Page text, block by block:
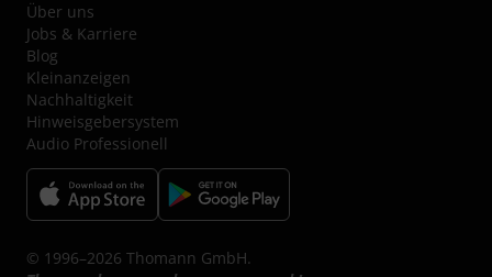
Über uns
Jobs & Karriere
Blog
Kleinanzeigen
Nachhaltigkeit
Hinweisgebersystem
Audio Professionell
© 1996–2026 Thomann GmbH.